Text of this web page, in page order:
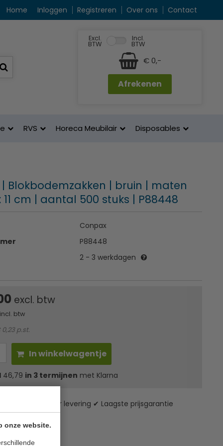
onze website.
Home Inloggen Registreren Over ons Contact
Excl.
BTW
Incl.
BTW
€ 0,-
Afrekenen
RVS Horeca Meubilair Disposables
Blokbodemzakken | bruin | maten
11 cm | aantal 500 stuks | P88448
Conpax
P88448
2 - 3 werkdagen
excl. btw
incl. btw
p.st.
In winkelwagentje
46,79 in 3 termijnen met Klarna
✔ 24 uur levering ✔ Laagste prijsgarantie